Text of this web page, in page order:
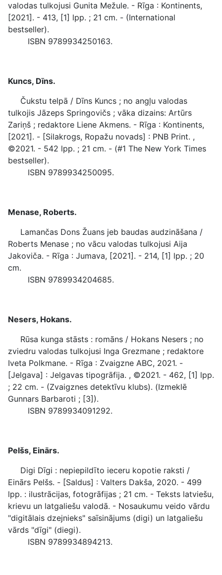
valodas tulkojusi Gunita Mežule. - Rīga : Kontinents,
[2021]. - 413, [1] lpp. ; 21 cm. - (International
bestseller).
ISBN 9789934250163.
Kuncs, Dīns.
Čukstu telpā / Dīns Kuncs ; no angļu valodas
tulkojis Jāzeps Springovičs ; vāka dizains: Artūrs
Zariņš ; redaktore Liene Akmens. - Rīga : Kontinents,
[2021]. - [Silakrogs, Ropažu novads] : PNB Print. ,
©2021. - 542 lpp. ; 21 cm. - (#1 The New York Times
bestseller).
ISBN 9789934250095.
Menase, Roberts.
Lamančas Dons Žuans jeb baudas audzināšana /
Roberts Menase ; no vācu valodas tulkojusi Aija
Jakoviča. - Rīga : Jumava, [2021]. - 214, [1] lpp. ; 20
cm.
ISBN 9789934204685.
Nesers, Hokans.
Rūsa kunga stāsts : romāns / Hokans Nesers ; no
zviedru valodas tulkojusi Inga Grezmane ; redaktore
Iveta Polkmane. - Rīga : Zvaigzne ABC, 2021. -
[Jelgava] : Jelgavas tipogrāfija. , ©2021. - 462, [1] lpp.
; 22 cm. - (Zvaigznes detektīvu klubs). (Izmeklē
Gunnars Barbaroti ; [3]).
ISBN 9789934091292.
Pelšs, Einārs.
Digi Dīgi : nepiepildīto ieceru kopotie raksti /
Einārs Pelšs. - [Saldus] : Valters Dakša, 2020. - 499
lpp. : ilustrācijas, fotogrāfijas ; 21 cm. - Teksts latviešu,
krievu un latgaliešu valodā. - Nosaukumu veido vārdu
"digitālais dzejnieks" saīsinājums (digi) un latgaliešu
vārds "dīgi" (diegi).
ISBN 9789934894213.